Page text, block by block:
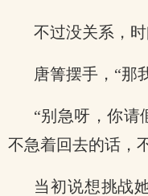
不过没关系，时
唐箐摆手，“那
“别急呀，你请
不急着回去的话，
当初说想挑战